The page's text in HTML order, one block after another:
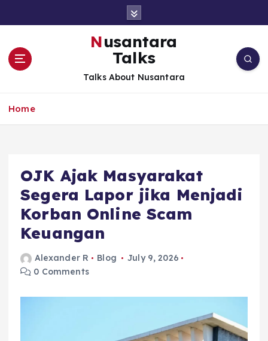
Nusantara
Talks
Talks About Nusantara
Home
OJK Ajak Masyarakat
Segera Lapor jika Menjadi
Korban Online Scam
Keuangan
Alexander R Blog
July 9, 2026
0 Comments